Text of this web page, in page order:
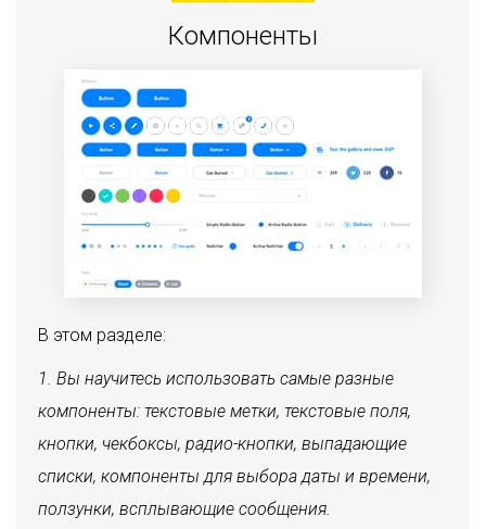
Компоненты
В этом разделе:
Вы научитесь использовать самые разные
компоненты: текстовые метки, текстовые поля,
кнопки, чекбоксы, радио-кнопки, выпадающие
списки, компоненты для выбора даты и времени,
ползунки, всплывающие сообщения.